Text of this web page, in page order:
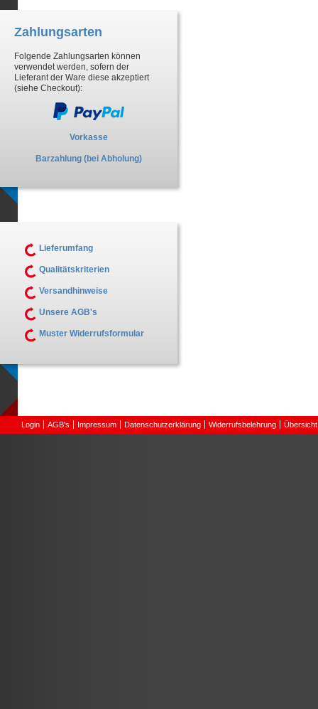
Zahlungsarten
Folgende Zahlungsarten können
verwendet werden, sofern der
Lieferant der Ware diese akzeptiert
(siehe Checkout):
Vorkasse
Barzahlung (bei Abholung)
Lieferumfang
Qualitätskriterien
Versandhinweise
Unsere AGB's
Muster Widerrufsformular
Login AGB's Impressum Datenschutzerklärung Widerrufsbelehrung